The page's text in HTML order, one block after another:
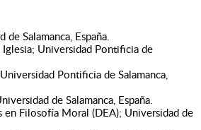
Salamanca, España.
Universidad Pontificia de
Pontificia de Salamanca,
de Salamanca, España.
en Filosofía Moral (DEA); Universidad de